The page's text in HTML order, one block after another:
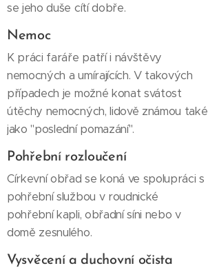
se jeho duše cítí dobře.
Nemoc
K práci faráře patří i návštěvy
nemocných a umírajících. V takových
případech je možné konat svátost
útěchy nemocných, lidově známou také
jako "poslední pomazání".
Pohřební rozloučení
Církevní obřad se koná ve spolupráci s
pohřební službou v roudnické
pohřební kapli, obřadní síni nebo v
domě zesnulého.
Vysvěcení a duchovní očista